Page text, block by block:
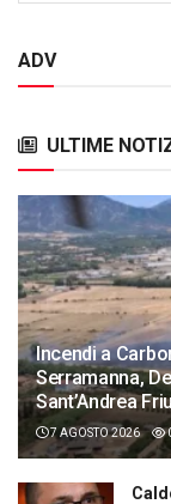
ADV
ULTIME
Incendi a
Serramanna,
Sant’Andrea
7 AGOSTO 2026